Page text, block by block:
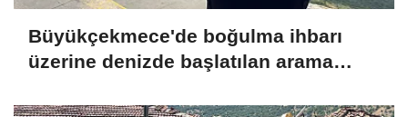
Büyükçekmece'de boğulma ihbarı
üzerine denizde başlatılan arama